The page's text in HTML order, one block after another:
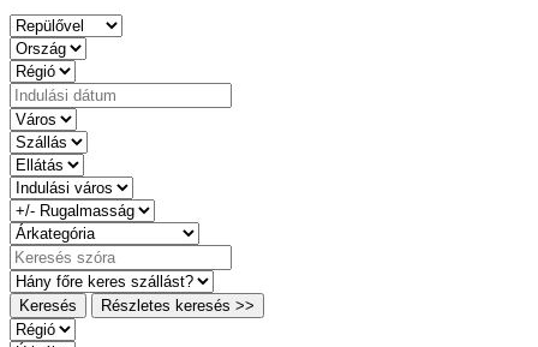
Keresés Részletes keresés >>